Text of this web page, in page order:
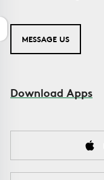
MESSAGE US
Download Apps